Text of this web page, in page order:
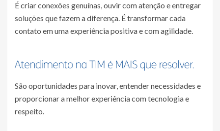
É criar conexões genuínas, ouvir com atenção e entregar
soluções que fazem a diferença. É transformar cada
contato em uma experiência positiva e com agilidade.
São oportunidades para inovar, entender necessidades e
proporcionar a melhor experiência com tecnologia e
respeito.